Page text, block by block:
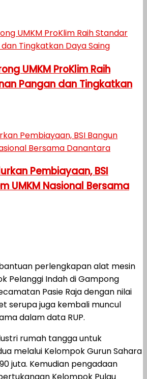
UMKM ProKlim Raih
Pangan dan Tingkatkan
Pembiayaan, BSI
UMKM Nasional Bersama
perlengkapan alat mesin
Pelanggi Indah di Gampong
Pasie Raja dengan nilai
serupa juga kembali muncul
dalam data RUP.
rumah tangga untuk
melalui Kelompok Gurun Sahara
juta. Kemudian pengadaan